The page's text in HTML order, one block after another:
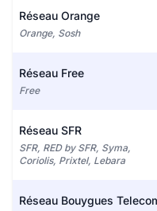
Réseau Orange
Orange, Sosh
Réseau Free
Free
Réseau SFR
SFR, RED by SFR, Syma,
Coriolis, Prixtel, Lebara
Réseau Bouygues